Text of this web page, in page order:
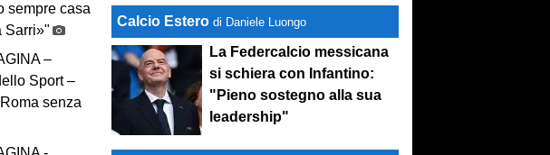
sempre casa
Sarri»"
–
Sport –
senza
Calcio Estero di Daniele Luongo
La Federcalcio messicana
si schiera con Infantino:
"Pieno sostegno alla sua
leadership"